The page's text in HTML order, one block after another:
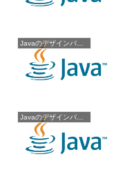
Javaのデザインパターン
Javaのデザインパターン